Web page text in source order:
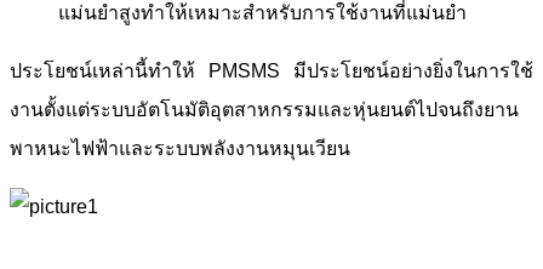
แม่นยำสูงทำให้เหมาะสำหรับการใช้งานที่แม่นยำ
ประโยชน์เหล่านี้ทำให้ PMSMS มีประโยชน์อย่างยิ่งในการใช้
งานตั้งแต่ระบบอัตโนมัติอุตสาหกรรมและหุ่นยนต์ไปจนถึงยาน
พาหนะไฟฟ้าและระบบพลังงานหมุนเวียน